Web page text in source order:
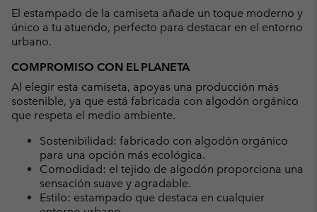
El estampado de la camiseta añade un toque moderno y
único a tu atuendo, perfecto para destacar en el entorno
urbano.
COMPROMISO CON EL PLANETA
Al elegir esta camiseta, apoyas una producción más
sostenible, ya que está fabricada con algodón orgánico
que respeta el medio ambiente.
Sostenibilidad: fabricado con algodón orgánico
para una opción más ecológica.
Comodidad: el tejido de algodón proporciona una
sensación suave y agradable.
Estilo: estampado que destaca en cualquier